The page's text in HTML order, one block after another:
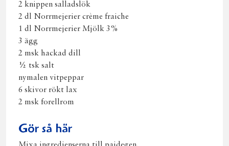
2 knippen salladslök
2 dl Norrmejerier crème fraiche
1 dl Norrmejerier Mjölk 3%
3 ägg
2 msk hackad dill
½ tsk salt
nymalen vitpeppar
6 skivor rökt lax
2 msk forellrom
Gör så här